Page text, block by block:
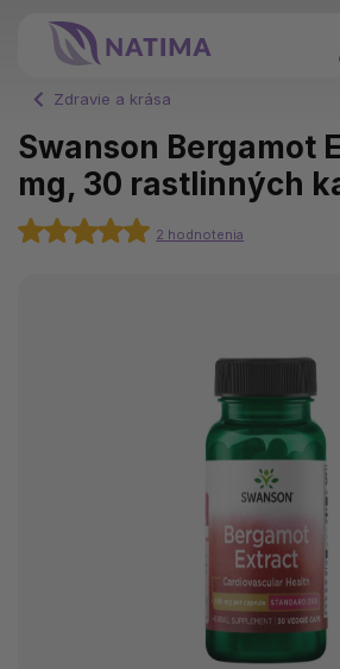
Zdravie a krása
Swanson Bergamot
mg, 30 rastlinných
2 hodnotenia